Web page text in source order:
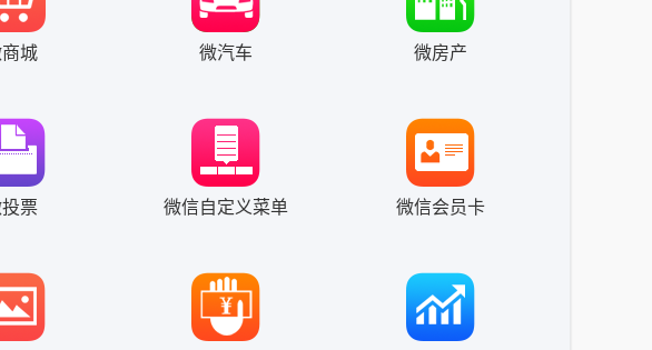
城 微汽车 微房产
票 微信自定义菜单 微信会员卡